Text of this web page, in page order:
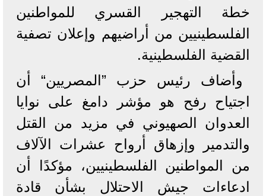
خطة التهجير القسري للمواطنين
الفلسطينيين من أراضيهم وإعلان تصفية
القضية الفلسطينية.
وأضاف رئيس حزب ”المصريين“ أن
اجتياح رفح هو مؤشر دامغ على نوايا
العدوان الصهيوني في مزيد من القتل
والتدمير وإزهاق أرواح عشرات الآلاف
من المواطنين الفلسطينيين، مؤكدًا أن
ادعاءات جيش الاحتلال بشأن قادة